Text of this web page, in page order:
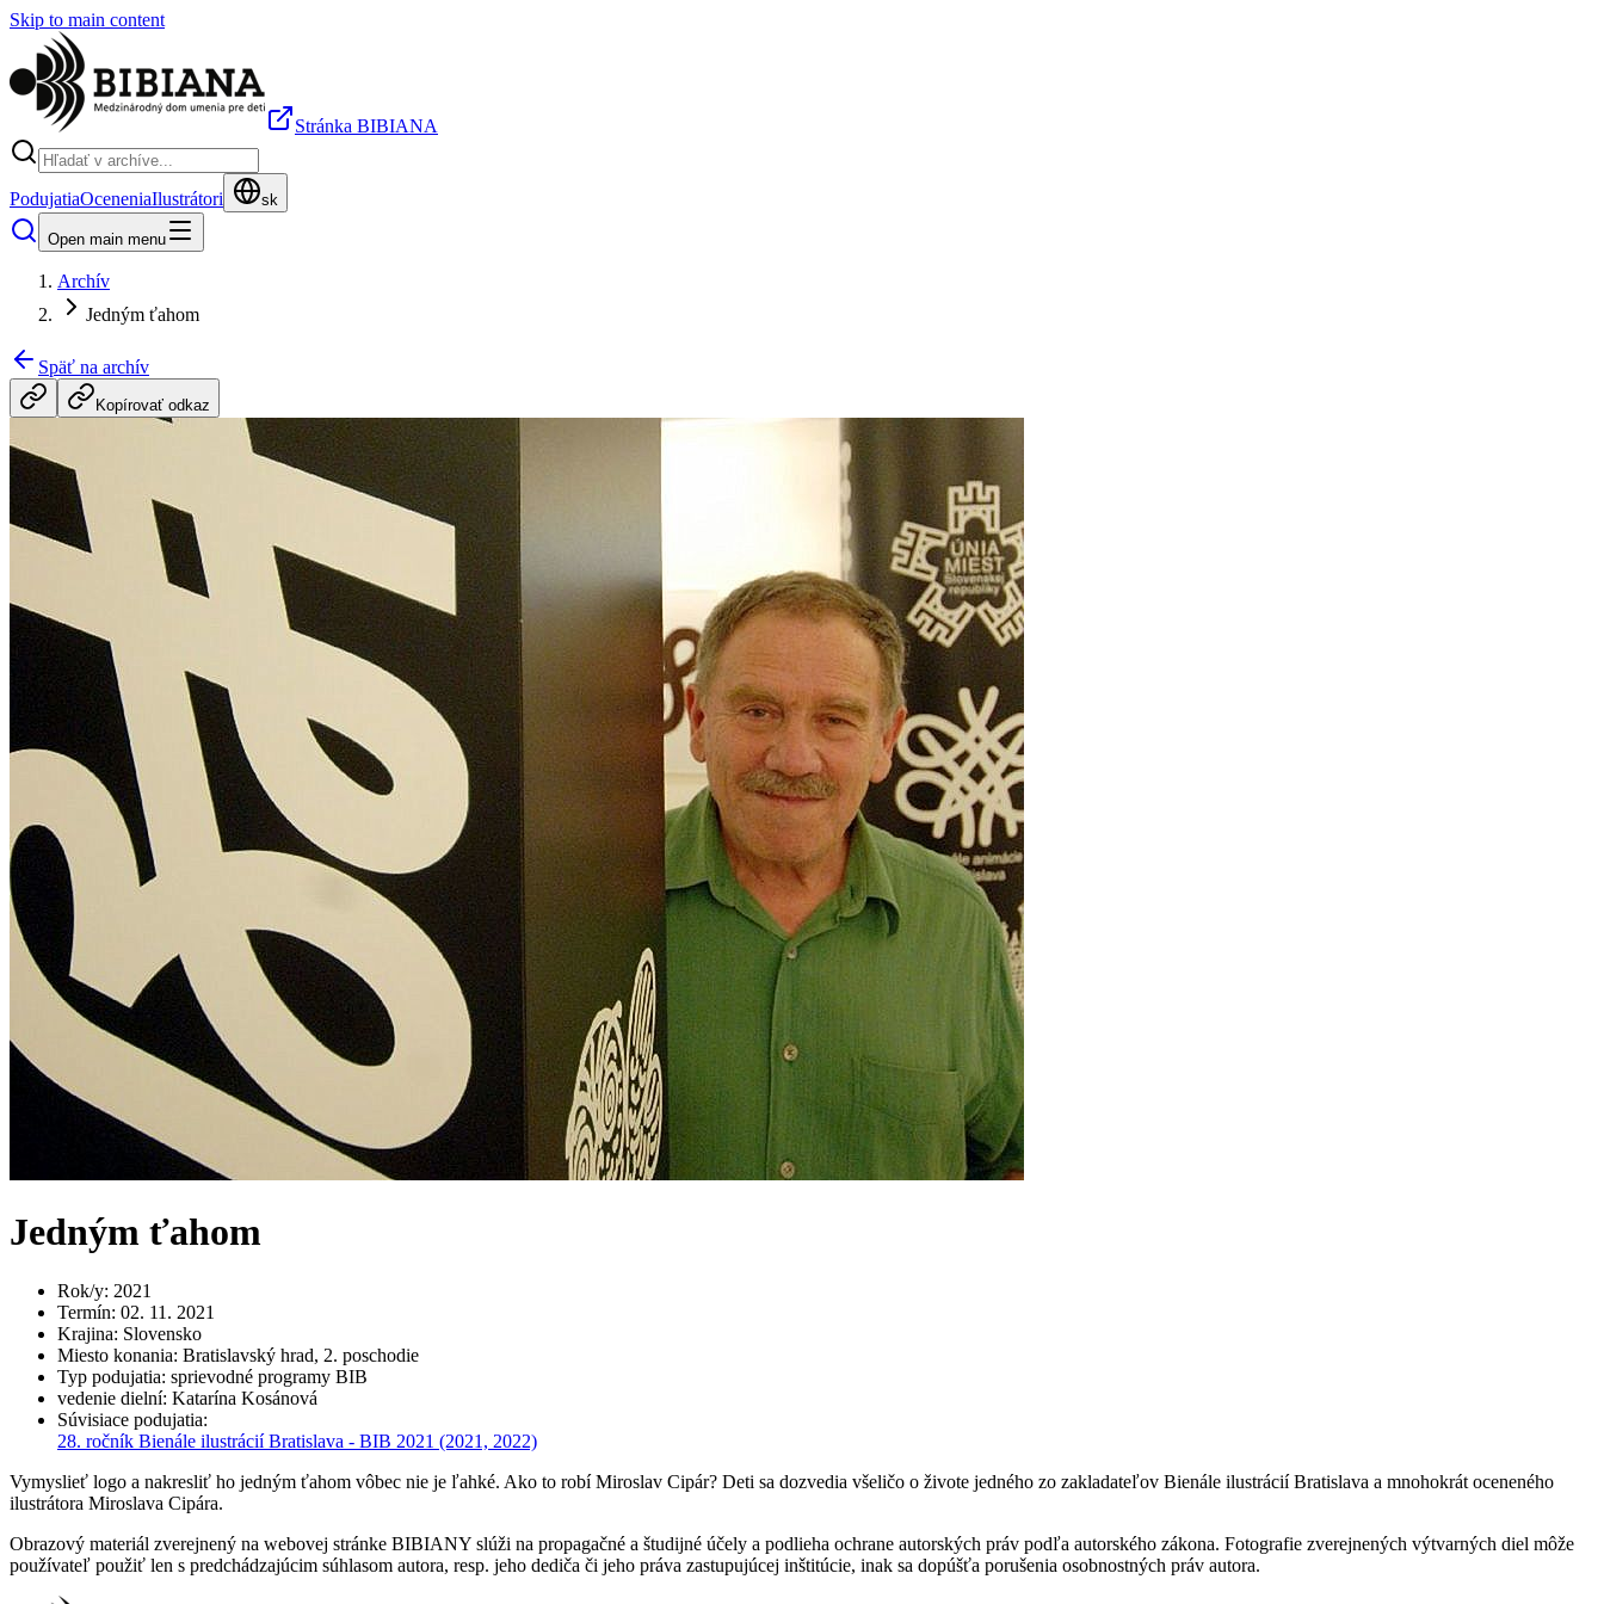
Skip to main content
Stránka BIBIANA
PodujatiaOceneniaIlustrátori sk
Open main menu
Archív
Jedným ťahom
Späť na archív
Kopírovať odkaz
Jedným ťahom
Rok/y: 2021
Termín: 02. 11. 2021
Krajina: Slovensko
Miesto konania: Bratislavský hrad, 2. poschodie
Typ podujatia: sprievodné programy BIB
vedenie dielní: Katarína Kosánová
Súvisiace podujatia:
28. ročník Bienále ilustrácií Bratislava - BIB 2021 (2021, 2022)
Vymyslieť logo a nakresliť ho jedným ťahom vôbec nie je ľahké. Ako to robí Miroslav Cipár? Deti sa dozvedia všeličo o živote jedného zo zakladateľov Bienále ilustrácií Bratislava a mnohokrát oceneného
ilustrátora Miroslava Cipára.
Obrazový materiál zverejnený na webovej stránke BIBIANY slúži na propagačné a študijné účely a podlieha ochrane autorských práv podľa autorského zákona. Fotografie zverejnených výtvarných diel môže
používateľ použiť len s predchádzajúcim súhlasom autora, resp. jeho dediča či jeho práva zastupujúcej inštitúcie, inak sa dopúšťa porušenia osobnostných práv autora.